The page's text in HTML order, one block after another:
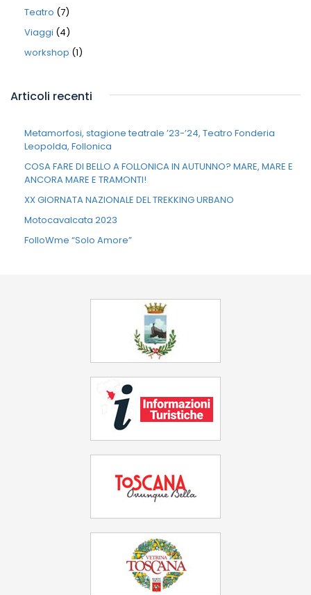
Teatro (7)
Viaggi (4)
workshop (1)
Articoli recenti
Metamorfosi, stagione teatrale ’23-’24, Teatro Fonderia
Leopolda, Follonica
COSA FARE DI BELLO A FOLLONICA IN AUTUNNO? MARE, MARE E
ANCORA MARE E TRAMONTI!
XX GIORNATA NAZIONALE DEL TREKKING URBANO
Motocavalcata 2023
FolloWme “Solo Amore”